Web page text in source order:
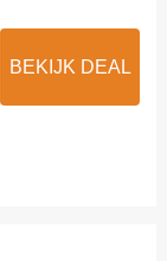
BEKIJK DEAL